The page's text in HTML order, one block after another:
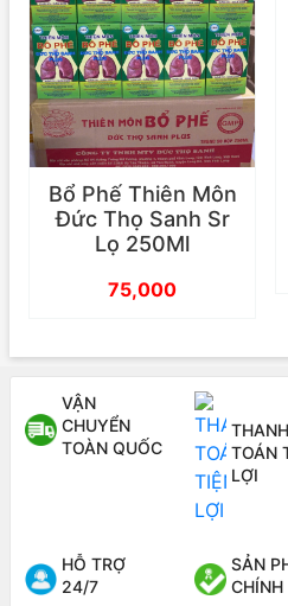
Bổ Phế Thiên Môn
Đức Thọ Sanh Sr
Lọ 250Ml
75,000
VẬN
CHUYỂN
TOÀN QUỐC
THANH
TOÁN
LỢI
HỖ TRỢ
24/7
SẢN
CHÍNH